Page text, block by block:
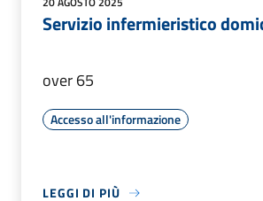
Servizio infermieristico
over 65
Accesso all'informazione
LEGGI DI PIÙ